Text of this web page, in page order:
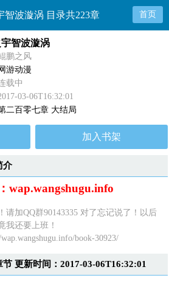
智波漩涡 目录共223章 首页
智波漩涡
鹏之风
游动漫
载中
03-06T16:32:01
二百零七章 大结局
加入书架
介
wap.wangshugu.info
请加QQ群90143335 对了忘记说了！以后
我还要上班！
book-30923/
更新时间：2017-03-06T16:32:01